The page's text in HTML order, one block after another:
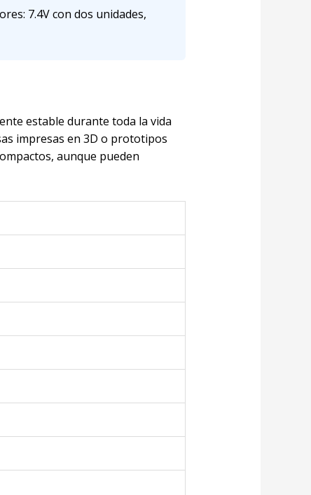
7.4V con dos unidades,
estable durante toda la vida
impresas en 3D o prototipos
aunque pueden